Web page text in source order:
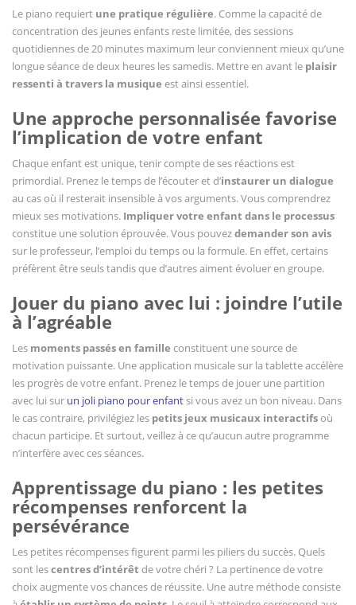
Le piano requiert une pratique régulière. Comme la capacité de
concentration des jeunes enfants reste limitée, des sessions
quotidiennes de 20 minutes maximum leur conviennent mieux qu’une
longue séance de deux heures les samedis. Mettre en avant le plaisir
ressenti à travers la musique est ainsi essentiel.
Une approche personnalisée favorise
l’implication de votre enfant
Chaque enfant est unique, tenir compte de ses réactions est
primordial. Prenez le temps de l’écouter et d’instaurer un dialogue
au cas où il resterait insensible à vos arguments. Vous comprendrez
mieux ses motivations. Impliquer votre enfant dans le processus
constitue une solution éprouvée. Vous pouvezdemander son avis
sur le professeur, l’emploi du temps ou la formule. En effet, certains
préfèrent être seuls tandis que d’autres aiment évoluer en groupe.
Jouer du piano avec lui : joindre l’utile
à l’agréable
Les moments passés en famille constituent une source de
motivation puissante. Une application musicale sur la tablette accélère
les progrès de votre enfant. Prenez le temps de jouer une partition
avec lui sur un joli piano pour enfantsi vous avez un bon niveau. Dans
le cas contraire, privilégiez les petits jeux musicaux interactifsoù
chacun participe. Et surtout, veillez à ce qu’aucun autre programme
n’interfère avec ces séances.
Apprentissage du piano : les petites
récompenses renforcent la
persévérance
Les petites récompenses figurent parmi les piliers du succès. Quels
sont lescentres d’intérêt de votre chéri ? La pertinence de votre
choix augmente vos chances de réussite. Une autre méthode consiste